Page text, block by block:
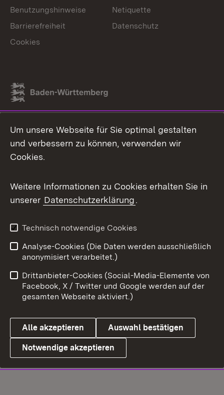
Link zum Landesportal
Benutzungshinweise
Netiquette
Barrierefreiheit
Datenschutz
Cookies
Um unsere Webseite für Sie optimal gestalten
und verbessern zu können, verwenden wir
Cookies.
Weitere Informationen zu Cookies erhalten Sie in
unserer Datenschutzerklärung.
Technisch notwendige Cookies
Analyse-Cookies (Die Daten werden ausschließlich
anonymisiert verarbeitet.)
Drittanbieter-Cookies (Social-Media-Elemente von
Facebook, X / Twitter und Google werden auf der
gesamten Webseite aktiviert.)
Alle akzeptieren Auswahl bestätigen
Notwendige akzeptieren